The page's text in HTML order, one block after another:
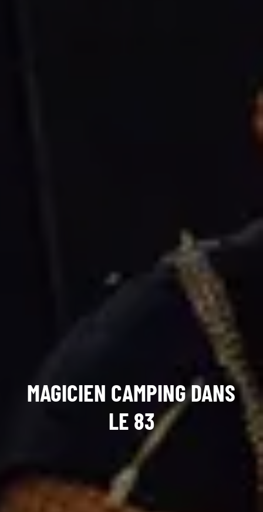
MAGICIEN CAMPING DANS
LE 83